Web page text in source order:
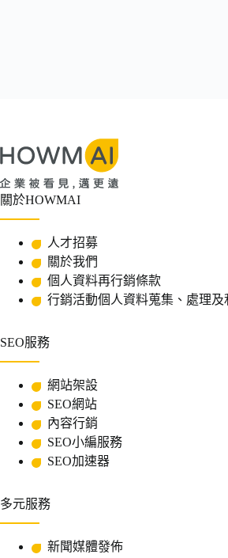
關於HOWMAI
人才招募
關於我們
個人資料再行銷條款
行銷活動個人資料蒐集、處理及
SEO服務
網站架設
SEO網站
內容行銷
SEO小編服務
SEO加速器
多元服務
新聞媒體發佈